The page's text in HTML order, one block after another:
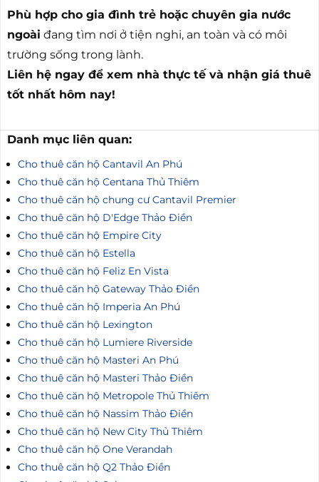
Phù hợp cho gia đình trẻ hoặc chuyên gia nước
ngoài đang tìm nơi ở tiện nghi, an toàn và có môi
trường sống trong lành.
Liên hệ ngay để xem nhà thực tế và nhận giá thuê
tốt nhất hôm nay!
Danh mục liên quan:
Cho thuê căn hộ Cantavil An Phú
Cho thuê căn hộ Centana Thủ Thiêm
Cho thuê căn hộ chung cư Cantavil Premier
Cho thuê căn hộ D'Edge Thảo Điền
Cho thuê căn hộ Empire City
Cho thuê căn hộ Estella
Cho thuê căn hộ Feliz En Vista
Cho thuê căn hộ Gateway Thảo Điền
Cho thuê căn hộ Imperia An Phú
Cho thuê căn hộ Lexington
Cho thuê căn hộ Lumiere Riverside
Cho thuê căn hộ Masteri An Phú
Cho thuê căn hộ Masteri Thảo Điền
Cho thuê căn hộ Metropole Thủ Thiêm
Cho thuê căn hộ Nassim Thảo Điền
Cho thuê căn hộ New City Thủ Thiêm
Cho thuê căn hộ One Verandah
Cho thuê căn hộ Q2 Thảo Điền